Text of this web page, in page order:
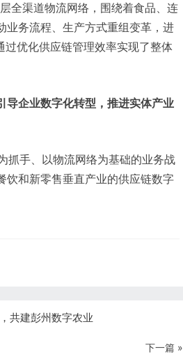
全渠道物流网络，围绕着食品、连
业务流程、生产方式重组变革，进
优化供应链管理效率实现了整体
导企业数字化转型，推进实体产业
抓手、以物流网络为基础的业务战
饮和新零售垂直产业的供应链数字
共建彭州数字农业
下一篇 »